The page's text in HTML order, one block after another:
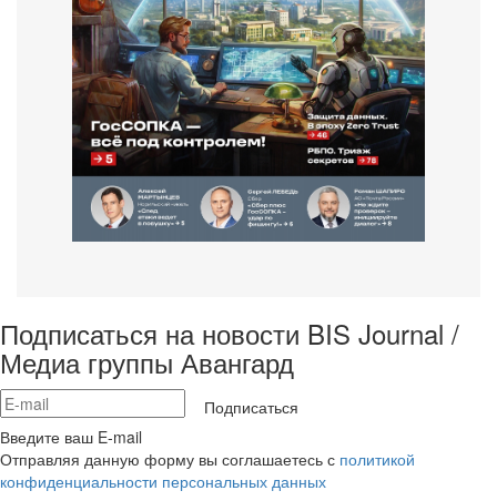
Подписаться на новости BIS Journal /
Медиа группы Авангард
Подписаться
Введите ваш E-mail
Отправляя данную форму вы соглашаетесь с политикой
конфиденциальности персональных данных